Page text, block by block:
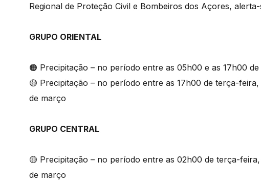
Regional de Proteção Civil e Bombeiros dos Açores,
GRUPO ORIENTAL
🟠 Precipitação – no período entre as 05h00 e as 17h00
🟡 Precipitação – no período entre as 17h00 de terça-
de março
GRUPO CENTRAL
🟡 Precipitação – no período entre as 02h00 de terça-
de março